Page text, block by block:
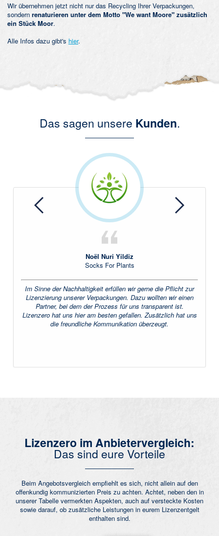
Wir übernehmen jetzt nicht nur das Recycling Ihrer Verpackungen,
sondern renaturieren unter dem Motto "We want Moore" zusätzlich
ein Stück Moor.
Alle Infos dazu gibt's hier.
Das sagen unsere Kunden.
Noël Nuri Yildiz
Socks For Plants
Im Sinne der Nachhaltigkeit erfüllen wir gerne die Pflicht zur
Lizenzierung unserer Verpackungen. Dazu wollten wir einen
Partner, bei dem der Prozess für uns transparent ist.
Lizenzero hat uns hier am besten gefallen. Zusätzlich hat uns
die freundliche Kommunikation überzeugt.
Lizenzero im Anbietervergleich:
Das sind eure Vorteile
Beim Angebotsvergleich empfiehlt es sich, nicht allein auf den
offenkundig kommunizierten Preis zu achten. Achtet, neben den in
unserer Tabelle vermerkten Aspekten, auch auf versteckte Kosten
sowie darauf, ob zusätzliche Leistungen in eurem Lizenzentgelt
enthalten sind.